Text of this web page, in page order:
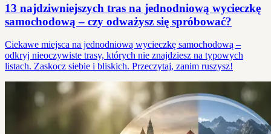
13 najdziwniejszych tras na jednodniową wycieczkę
samochodową – czy odważysz się spróbować?
Ciekawe miejsca na jednodniową wycieczkę samochodową –
odkryj nieoczywiste trasy, których nie znajdziesz na typowych
listach. Zaskocz siebie i bliskich. Przeczytaj, zanim ruszysz!